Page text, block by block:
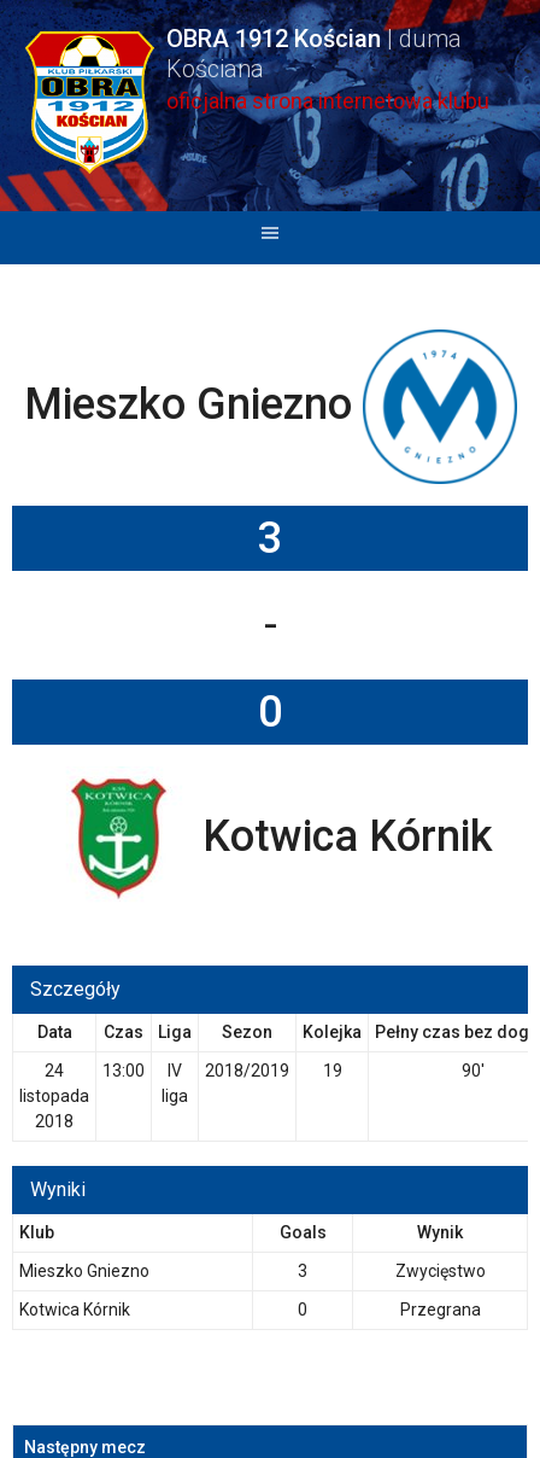
Skip
to
content
OBRA 1912 Kościan
oficjalna strona internetowa klubu
Mieszko Gniezno
3
-
0
Kotwica Kórnik
Szczegóły
Data Czas Liga Sezon Kolejka
Pełny czas bez
24
listopada
2018
13:00
IV
liga
2018/2019 19 90'
Wyniki
Klub Goals
Wynik
Mieszko Gniezno
3
Zwycięstwo
Kotwica Kórnik
0 Przegrana
Następny mecz